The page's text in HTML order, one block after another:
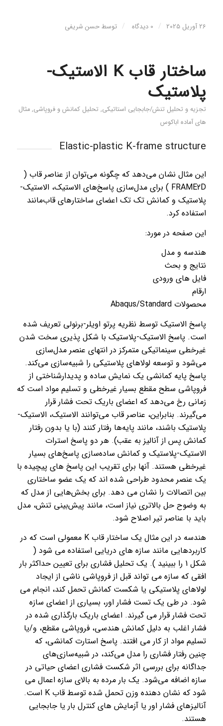
26 آوریل 2025 / 0 دیدگاه / توسطحسن شریفی
ساختار قاب K الاستیک-
پلاستیک
تجزیه و تحلیل تنش/جابجایی استاتیکی, تحليل كمانش و فروپاشی, مثال
های آماده اباکوس
Elastic-plastic K-frame structure
این مثال نشان می‌دهد که چگونه می‌توان از عناصر قاب (
FRAME2D ) برای مدل‌سازی پاسخ‌های الاستیک، الاستیک-
پلاستیک و کمانش تک تک اعضای ساختارهای قاب‌مانند
استفاده کرد.
این صفحه در مورد:
هندسه و مدل
نتایج و بحث
فایل های ورودی
ارقام
محصولات Abaqus/Standard
پاسخ الاستیک توسط نظریه پرتو اویلر-برنولی تعریف شده
است. پاسخ الاستیک-پلاستیک با شکل پذیری سخت شدن
غیرخطی سینماتیکی متمرکز در انتهای عنصر مدل‌سازی
می‌شود و توسعه لولاهای پلاستیکی را شبیه‌سازی می‌کند.
پاسخ پایه کمانشی یک نمایش ساده و پدیدارشناختی از
فروپاشی سطح مقطع بسیار غیرخطی و تسلیم مواد است که
زمانی رخ می‌دهد که اعضای باریک تحت فشار قرار
می‌گیرند. بنابراین، عناصر قاب می‌توانند الاستیک، الاستیک-
پلاستیک باشند، مانند پایه‌ها رفتار کنند (با یا بدون رفتار
کمانش پس از آنالیز به عقب). هر دو پاسخ استرات
الاستیک-پلاستیک و کمانش ساده‌سازی پاسخ‌های بسیار
غیرخطی هستند. آنها برای تقریب این پاسخ های پیچیده با
یک عنصر محدود طراحی شده اند که یک عضو ساختاری
بین اتصالات را نشان می دهد. برای بخش‌هایی از مدل که
به وضوح حل بالاتری نیاز است، مانند پیش‌بینی تنش، مدل
باید با عناصر تیر اصلاح شود.
هندسه در این مثال یک ساختار قاب K معمولی است که در
کاربردهایی مانند سازه های دریایی استفاده می شود (
شکل 1 را ببینید ). یک تحلیل فشاری برای تعیین حداکثر بار
افقی که سازه می تواند قبل از فروپاشی ناشی از ایجاد
لولاهای پلاستیکی یا شکست کمانش تحمل کند، انجام می
شود. در طی یک تست فشار اور، بسیاری از اعضای سازه
تحت فشار قرار می گیرند. اعضای باریک بارگذاری شده در
فشار اغلب به دلیل کمانش هندسی، فروپاشی مقطع، و/یا
تسلیم مواد از کار می افتند. پاسخ استارت کمانشی، که
چنین رفتار فشاری را مدل می‌کند، در شبیه‌سازی‌های
جداگانه برای بررسی اثر شکست فشاری اعضای حیاتی در
سازه اضافه می‌شود. یک بار مرده به بالای سازه اعمال می
شود که نشان دهنده وزن تحمل شده توسط قاب K است.
آنالیزهای فشار اور یا آزمایش های کنترل بار یا جابجایی
هستند.